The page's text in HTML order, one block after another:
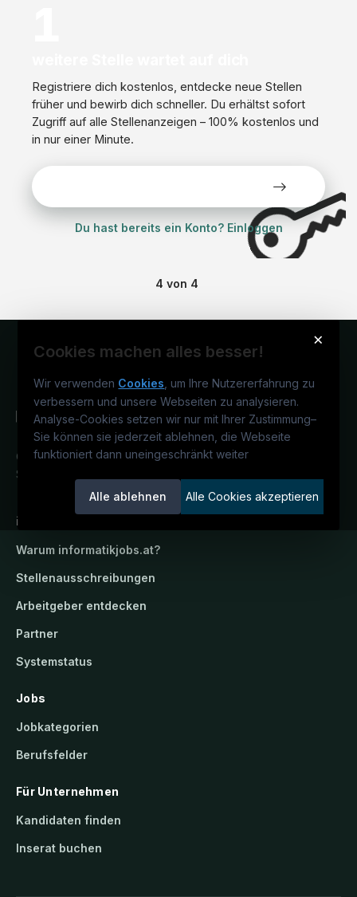
Registriere dich kostenlos, entdecke neue Stellen
früher und bewirb dich schneller. Du erhältst sofort
Zugriff auf alle Stellenanzeigen – 100% kostenlos und
in nur einer Minute.
Du hast bereits ein Konto? Einloggen
4 von 4
×
Cookies machen alles besser!
Wir verwenden Cookies , um Ihre Nutzererfahrung zu
verbessern und unsere Webseiten zu analysieren.
Analyse-Cookies setzen wir nur mit Ihrer Zustimmung–
Sie können sie jederzeit ablehnen, die Webseite
funktioniert dann uneingeschränkt weiter
Alle ablehnen Alle Cookies akzeptieren
Österreichs IT-Karriereportal.Ein
Service der candidatis GmbH.
informatikjobs.at
Warum informatikjobs.at?
Stellenausschreibungen
Arbeitgeber entdecken
Partner
Systemstatus
Jobs
Jobkategorien
Berufsfelder
Für Unternehmen
Kandidaten finden
Inserat buchen